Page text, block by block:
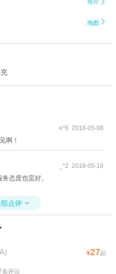
简介 
地图 
e*6 2018-05-08
啊！
_*2 2018-05-16
态度也蛮好。
点评 
¥27起
条评论